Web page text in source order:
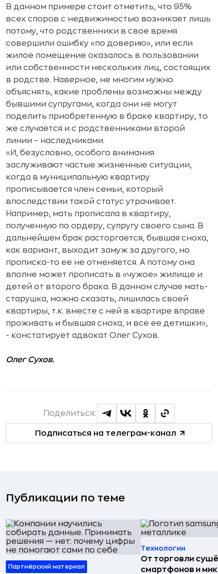
В данном примере стоит отметить, что 95%
всех споров с недвижимостью возникает лишь
потому, что родственники в свое время
совершили ошибку «по доверию», или если
жилое помещение оказалось в пользовании
или собственности нескольких лиц, состоящих
в родстве. Наверное, не многим нужно
объяснять, какие проблемы возможны между
бывшими супругами, когда они не могут
поделить приобретенную в браке квартиру, то
же случается и с родственниками второй
линии – наследниками.
«И, безусловно, особого внимания
заслуживают частые жизненные ситуации,
когда в муниципальную квартиру
прописывается член семьи, который
впоследствии такой статус утрачивает.
Например, мать прописала в квартиру,
полученную по ордеру, супругу своего сына. В
дальнейшем брак расторгается, бывшая сноха,
как вариант, выходит замуж за другого, но
прописка-то ее не отменяется. А потому она
вполне может прописать в «чужое» жилище и
детей от второго брака. В данном случае мать-
старушка, можно сказать, лишилась своей
квартиры, т.к. вместе с ней в квартире вправе
проживать и бывшая сноха, и все ее детишки»,
- констатирует адвокат Олег Сухов.
Олег Сухов.
Подписаться на телеграм-канал
Поделиться:
Публикации по теме
Партнёрский материал
Технологии
От торговли
смартфонов и